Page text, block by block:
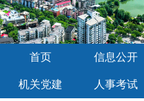
首页 信息公开
机关党建 人事考试